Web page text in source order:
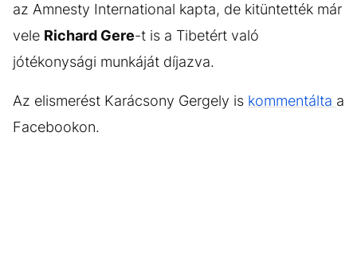
az Amnesty International kapta, de kitüntették már
vele Richard Gere-t is a Tibetért való
jótékonysági munkáját díjazva.
Az elismerést Karácsony Gergely is kommentálta a
Facebookon.